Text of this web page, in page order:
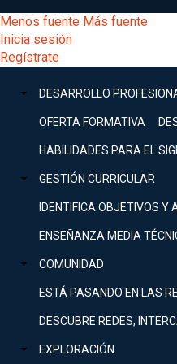
al
contenido
principal
Escritorio]
Menú
entrar
mi
Menos fuente Más fuente
Inicia sesión
Regístrate
Menú
DESARROLLO
OFERTA FORMATIVA
HABILIDADES PARA EL
GESTIÓN CURRICULAR
IDENTIFICA OBJETIVOS Y
ENSEÑANZA MEDIA
COMUNIDAD
ESTÁ PASANDO EN LAS
DESCUBRE REDES,
EXPLORACIÓN
Buscar
Menú
principal
DESARROLLO
Expand
GESTIÓN
Expand
COMUNIDAD
Expand
EXPLORACIÓN
Inicia